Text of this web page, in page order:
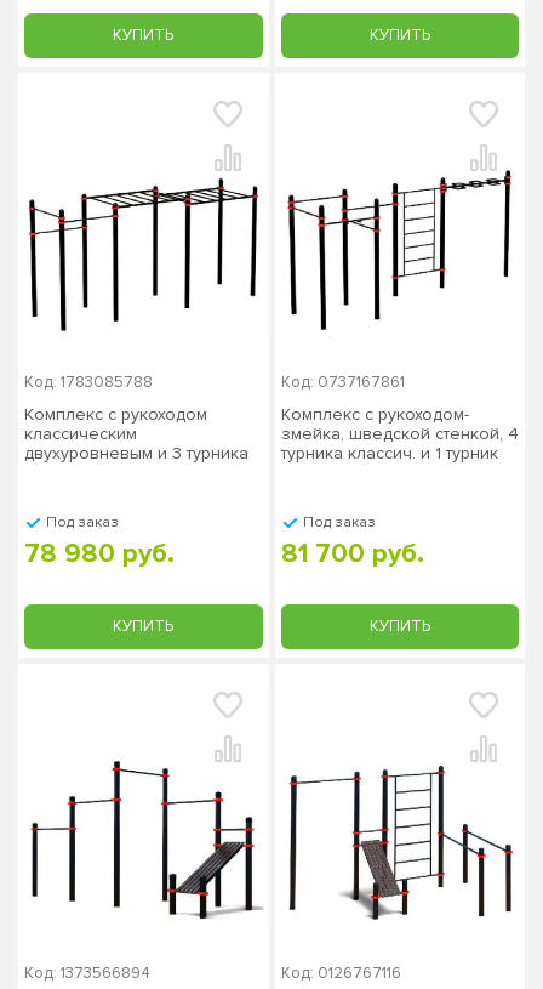
КУПИТЬ КУПИТЬ
Код: 1783085788
Комплекс с рукоходом
классическим
двухуровневым и 3 турника
Под заказ
78 980 руб.
КУПИТЬ
Код: 0737167861
Комплекс с рукоходом-
змейка, шведской стенкой, 4
турника классич. и 1 турник
Под заказ
81 700 руб.
КУПИТЬ
Код: 1373566894 Код: 0126767116